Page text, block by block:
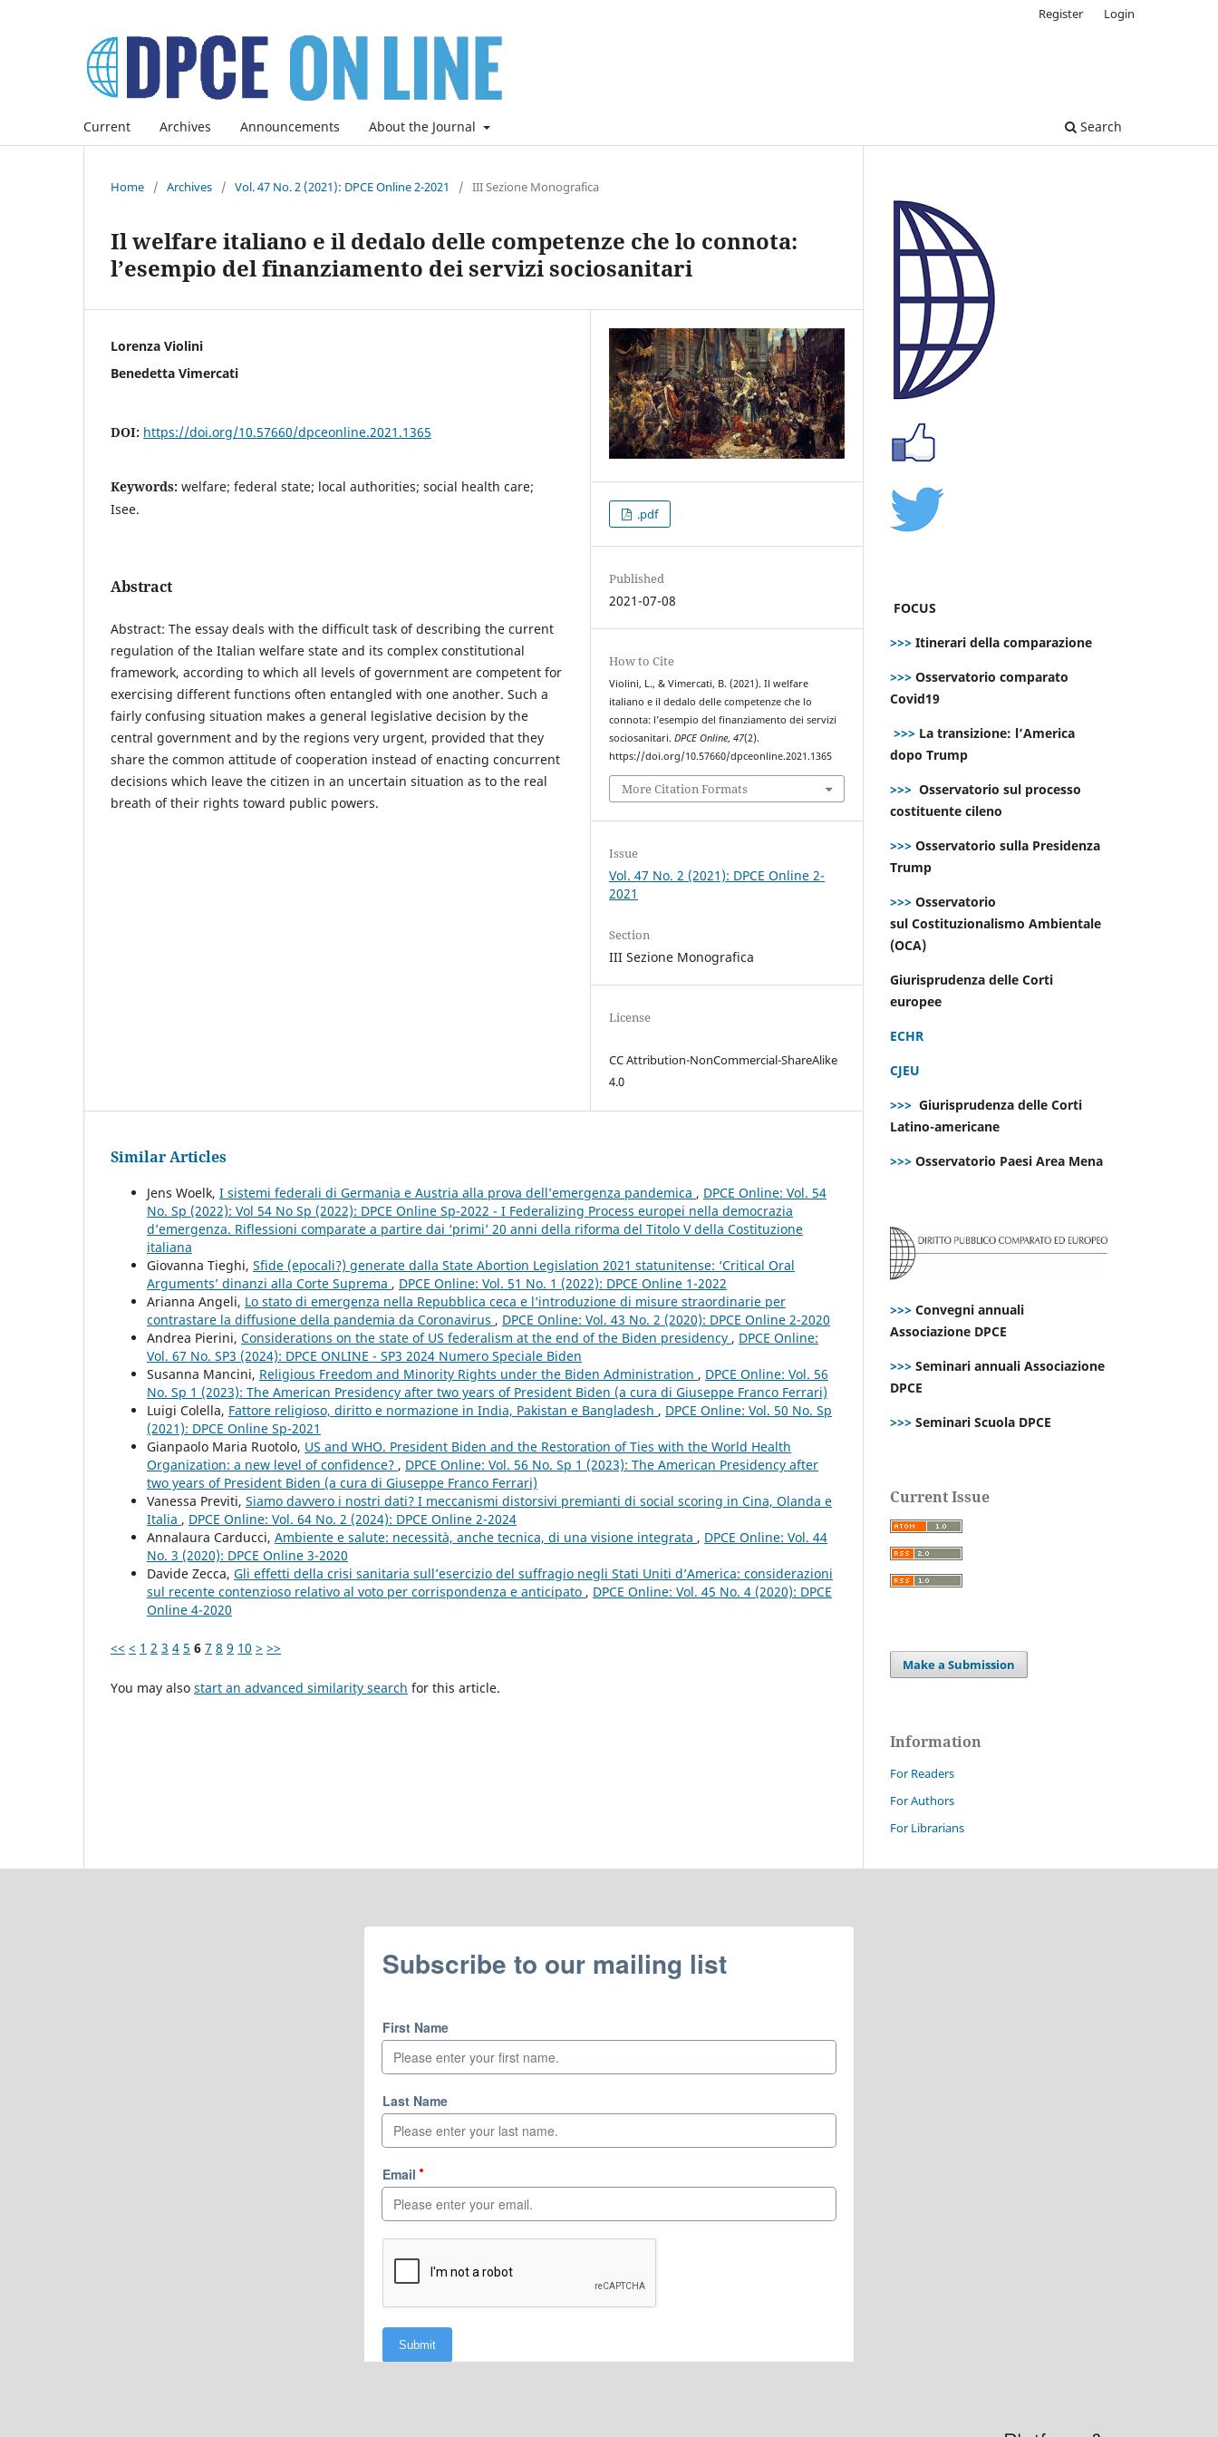
Current Archives Announcements About the Journal Search
Register Login
Home / Archives / Vol. 47 No. 2 (2021): DPCE Online 2-2021 / III Sezione Monografica
Il welfare italiano e il dedalo delle competenze che lo connota:
l’esempio del finanziamento dei servizi sociosanitari
Lorenza Violini
Benedetta Vimercati
DOI: https://doi.org/10.57660/dpceonline.2021.1365
Keywords: welfare; federal state; local authorities; social health care;
Isee.
Abstract
Abstract: The essay deals with the difficult task of describing the current
regulation of the Italian welfare state and its complex constitutional
framework, according to which all levels of government are competent for
exercising different functions often entangled with one another. Such a
fairly confusing situation makes a general legislative decision by the
central government and by the regions very urgent, provided that they
share the common attitude of cooperation instead of enacting concurrent
decisions which leave the citizen in an uncertain situation as to the real
breath of their rights toward public powers.
.pdf
Published
2021-07-08
How to Cite
Violini, L., & Vimercati, B. (2021). Il welfare
italiano e il dedalo delle competenze che lo
connota: l’esempio del finanziamento dei servizi
sociosanitari.DPCE Online,47(2).
https://doi.org/10.57660/dpceonline.2021.1365
More Citation Formats
Issue
Vol. 47 No. 2 (2021): DPCE Online 2-
2021
Section
III Sezione Monografica
License
CC Attribution-NonCommercial-ShareAlike
4.0
Similar Articles
Jens Woelk, I sistemi federali di Germania e Austria alla prova dell’emergenza pandemica , DPCE Online: Vol. 54
No. Sp (2022): Vol 54 No Sp (2022): DPCE Online Sp-2022 - I Federalizing Process europei nella democrazia
d’emergenza. Riflessioni comparate a partire dai ‘primi’ 20 anni della riforma del Titolo V della Costituzione
italiana
Giovanna Tieghi, Sfide (epocali?) generate dalla State Abortion Legislation 2021 statunitense: ‘Critical Oral
Arguments’ dinanzi alla Corte Suprema , DPCE Online: Vol. 51 No. 1 (2022): DPCE Online 1-2022
Arianna Angeli, Lo stato di emergenza nella Repubblica ceca e l’introduzione di misure straordinarie per
contrastare la diffusione della pandemia da Coronavirus , DPCE Online: Vol. 43 No. 2 (2020): DPCE Online 2-2020
Andrea Pierini, Considerations on the state of US federalism at the end of the Biden presidency , DPCE Online:
Vol. 67 No. SP3 (2024): DPCE ONLINE - SP3 2024 Numero Speciale Biden
Susanna Mancini, Religious Freedom and Minority Rights under the Biden Administration , DPCE Online: Vol. 56
No. Sp 1 (2023): The American Presidency after two years of President Biden (a cura di Giuseppe Franco Ferrari)
Luigi Colella, Fattore religioso, diritto e normazione in India, Pakistan e Bangladesh , DPCE Online: Vol. 50 No. Sp
(2021): DPCE Online Sp-2021
Gianpaolo Maria Ruotolo, US and WHO. President Biden and the Restoration of Ties with the World Health
Organization: a new level of confidence? , DPCE Online: Vol. 56 No. Sp 1 (2023): The American Presidency after
two years of President Biden (a cura di Giuseppe Franco Ferrari)
Vanessa Previti, Siamo davvero i nostri dati? I meccanismi distorsivi premianti di social scoring in Cina, Olanda e
Italia , DPCE Online: Vol. 64 No. 2 (2024): DPCE Online 2-2024
Annalaura Carducci, Ambiente e salute: necessità, anche tecnica, di una visione integrata , DPCE Online: Vol. 44
No. 3 (2020): DPCE Online 3-2020
Davide Zecca, Gli effetti della crisi sanitaria sull’esercizio del suffragio negli Stati Uniti d’America: considerazioni
sul recente contenzioso relativo al voto per corrispondenza e anticipato , DPCE Online: Vol. 45 No. 4 (2020): DPCE
Online 4-2020
<< < 1 2 3 4 5 6 7 8 9 10 > >>
You may also start an advanced similarity search for this article.
FOCUS
>>> Itinerari della comparazione
>>> Osservatorio comparato
Covid19
>>> La transizione: l’America
dopo Trump
>>> Osservatorio sul processo
costituente cileno
>>> Osservatorio sulla Presidenza
Trump
>>> Osservatorio
sul Costituzionalismo Ambientale
(OCA)
Giurisprudenza delle Corti
europee
ECHR
CJEU
>>> Giurisprudenza delle Corti
Latino-americane
>>> Osservatorio Paesi Area Mena
>>> Convegni annuali
Associazione DPCE
>>> Seminari annuali Associazione
DPCE
>>> Seminari Scuola DPCE
Current Issue
Make a Submission
Information
For Readers
For Authors
For Librarians